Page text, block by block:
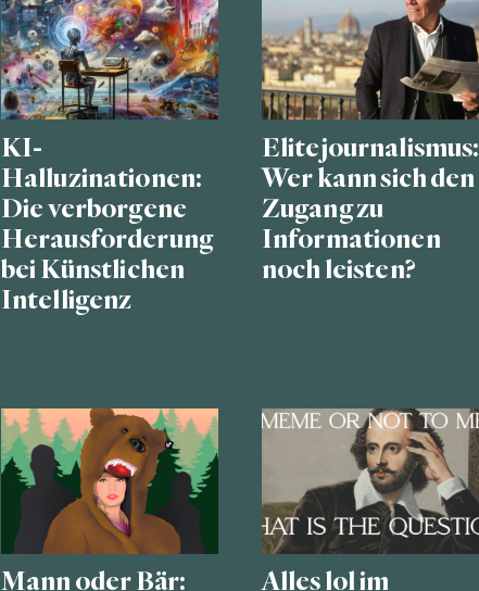
KI-
Halluzinationen:
Die verborgene
Herausforderung
bei Künstlichen
Intelligenz
Elitejournalismus:
Wer kann sich den
Zugang zu
Informationen
noch leisten?
Mann oder Bär: Alles lol im